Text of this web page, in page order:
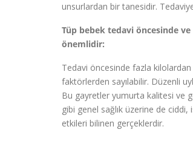
unsurlardan bir tanesidir.
Tüp bebek tedavi öncesinde
önemlidir:
Tedavi öncesinde fazla kilolardan
faktörlerden sayılabilir. Düzenli
Bu gayretler yumurta kalitesi ve
gibi genel sağlık üzerine de
etkileri bilinen gerçeklerdir.